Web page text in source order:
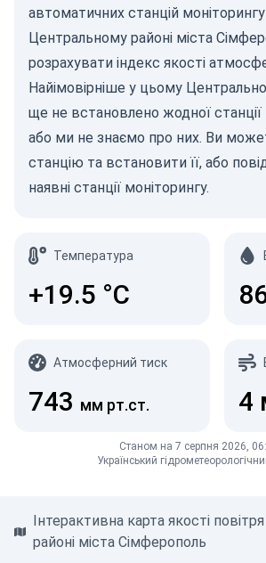
автоматичних станцій
Центральному районі міста
розрахувати індекс якості
Найімовірніше у цьому
ще не встановлено жодної станції
або ми не знаємо про них. Ви
станцію та встановити її, або
наявні станції моніторингу.
Температура
+19.5 °C
Атмосферний тиск
743 мм рт.ст. 4
Станом на 7 серпня 2026,
Український
Інтерактивна карта якості
районі міста Сімферополь